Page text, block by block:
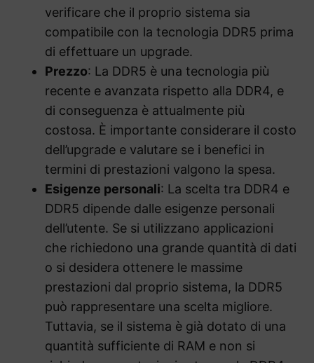
verificare che il proprio sistema sia
compatibile con la tecnologia DDR5 prima
di effettuare un upgrade.
Prezzo: La DDR5 è una tecnologia più
recente e avanzata rispetto alla DDR4, e
di conseguenza è attualmente più
costosa. È importante considerare il costo
dell’upgrade e valutare se i benefici in
termini di prestazioni valgono la spesa.
Esigenze personali: La scelta tra DDR4 e
DDR5 dipende dalle esigenze personali
dell’utente. Se si utilizzano applicazioni
che richiedono una grande quantità di dati
o si desidera ottenere le massime
prestazioni dal proprio sistema, la DDR5
può rappresentare una scelta migliore.
Tuttavia, se il sistema è già dotato di una
quantità sufficiente di RAM e non si